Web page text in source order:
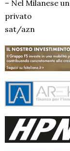
– Nel Milanese
privato
sat/azn